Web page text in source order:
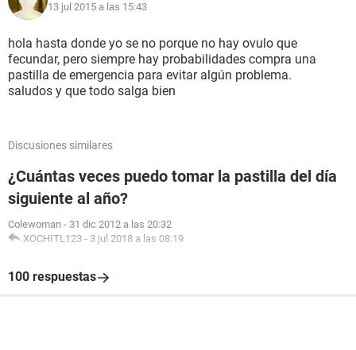
13 jul 2015 a las 15:43
hola hasta donde yo se no porque no hay ovulo que
fecundar, pero siempre hay probabilidades compra una
pastilla de emergencia para evitar algún problema.
saludos y que todo salga bien
Discusiones similares
¿Cuántas veces puedo tomar la pastilla del día
siguiente al año?
Colewoman - 31 dic 2012 a las 20:32
XOCHITL123 - 3 jul 2018 a las 08:19
100 respuestas